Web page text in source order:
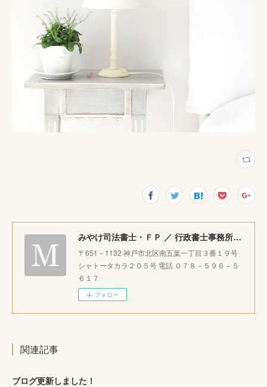
みやけ司法書士・ＦＰ ／ 行政書士事務所 ｜神戸市北区で相続・成年後見・生前整理のご相談をお受けしています。
〒651－1132 神戸市北区南五葉一丁目３番１９号
シャトータカラ２０５号 電話 ０７８－５９６－５
６１７
フォロー
関連記事
ブログ更新しました！